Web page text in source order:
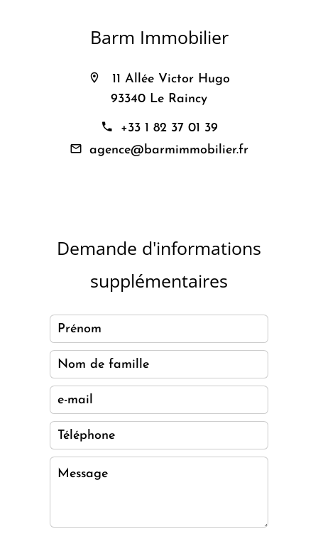
Barm Immobilier
11 Allée Victor Hugo
93340 Le Raincy
+33 1 82 37 01 39
agence@barmimmobilier.fr
Demande d'informations
supplémentaires